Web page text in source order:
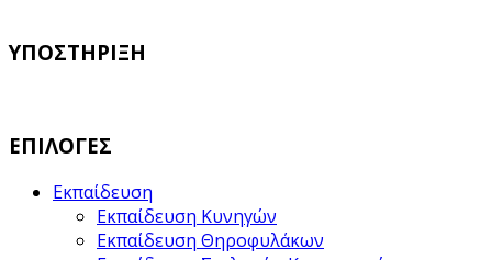
ΥΠΟΣΤΗΡΙΞΗ
ΕΠΙΛΟΓΕΣ
Εκπαίδευση
Εκπαίδευση Κυνηγών
Εκπαίδευση Θηροφυλάκων